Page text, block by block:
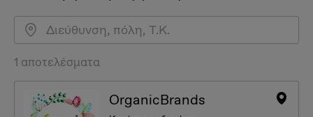
1 αποτελέσματα
OrganicBrands